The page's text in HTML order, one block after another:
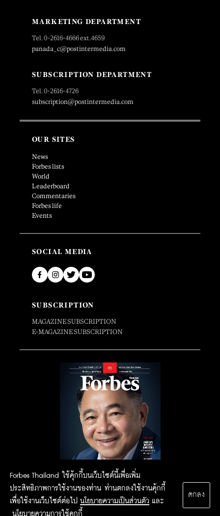
Forbes Thailand ใช้คุ้กกี้บนเว็บไซต์นี้เพื่อเพิ่ม
ประสิทธิภาพการใช้งานของท่าน ท่านตกลงใช้งานคุ้กกี้
เพื่อใช้งานเว็บไซต์ต่อไป นโยบายความเป็นส่วนตัว และ
นโยบายความการใช้คุกกี้
ตกลง
MARKETING DEPARTMENT
Tel. 0-2616-4666 ext.4659
panada_c@postintermedia.com
SUBSCRIPTION DEPARTMENT
Tel. 0-2616-4726
subscription@postintermedia.com
OUR SITES
News
Forbes lists
World
Leaderboard
Commentaries
Forbes life
Events
SOCIAL MEDIA
SUBSCRIPTION
MAGAZINE SUBSCRIPTION
E-MAGAZINE SUBSCRIPTION